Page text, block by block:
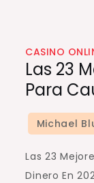
CASINO
Las 23
Para
Las 23
Dinero En